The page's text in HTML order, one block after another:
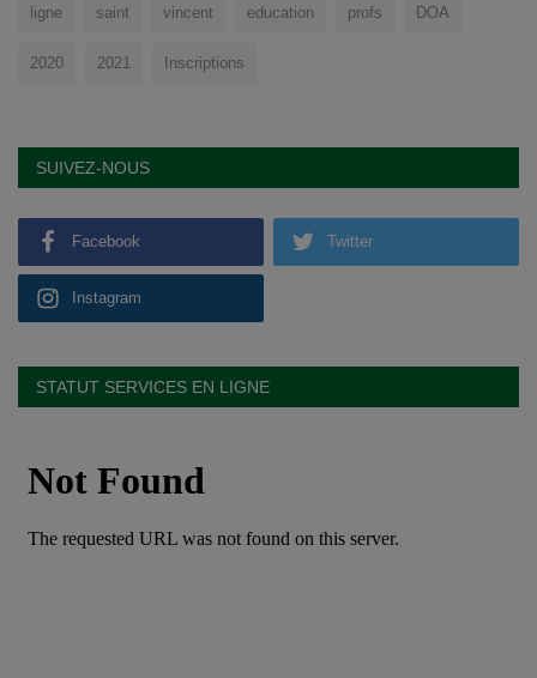
ligne saint vincent education profs DOA
2020 2021 Inscriptions
SUIVEZ-NOUS
Facebook Twitter
Instagram
STATUT SERVICES EN LIGNE